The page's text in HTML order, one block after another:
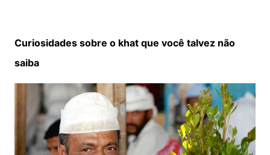
Curiosidades sobre o khat que você talvez não
saiba